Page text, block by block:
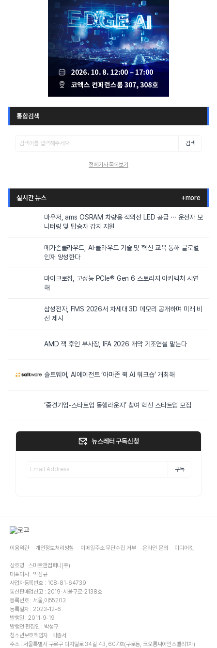
통합검색
검색
전체기사 목록보기
실시간 뉴스 +more
마우저, ams OSRAM 차량용 적외선 LED 공급 ··· 운전자 모
니터링 및 탑승자 감지 지원
메가존클라우드, AI·클라우드 기술 및 혁신 교육 통해 글로벌
인재 양성한다
마이크로칩, 고성능 PCIe® Gen 6 스토리지 아키텍처 시연
해
삼성전자, FMS 2026서 차세대 3D 메모리 공개하며 미래 비
전 제시
AMD 잭 후인 부사장, IFA 2026 개막 기조연설 맡는다
솔트웨어, AI에이전트 ‘아마존 퀵 AI 워크숍’ 개최해
‘중견기업-스타트업 동행라운지’ 참여 혁신 스타트업 모집
뉴스레터 구독신청
구독
이용약관 개인정보처리방침 이메일주소 무단수집 거부 온라인 문의 미디어킷
상호명 : 스마트앤컴퍼니(주)
대표이사 : 박성규
사업자등록번호 : 108-81-64739
통신판매업신고 : 2019-서울구로-2138호
등록번호 : 서울,아55203
등록일자 : 2023-12-6
발행일 : 2011-9-19
발행인·편집인 : 박성규
청소년보호책임자 : 박종서
주소 : 서울특별시 구로구 디지털로 34길 43, 607호(구로동, 코오롱싸이언스밸리1차)